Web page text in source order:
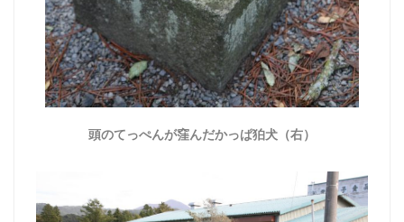
頭のてっぺんが窪んだかっぱ狛犬（右）